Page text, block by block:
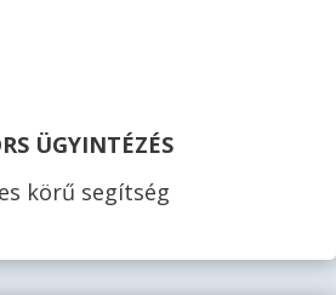
ÜGYINTÉZÉS
körű segítség